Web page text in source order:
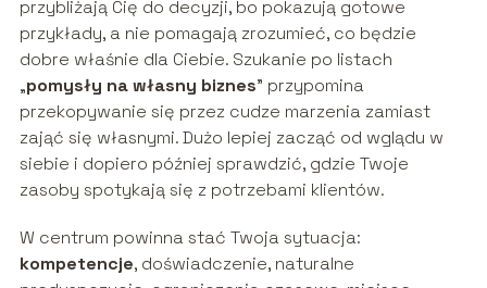
przybliżają Cię do decyzji, bo pokazują gotowe
przykłady, a nie pomagają zrozumieć, co będzie
dobre właśnie dla Ciebie. Szukanie po listach
„pomysły na własny biznes” przypomina
przekopywanie się przez cudze marzenia zamiast
zająć się własnymi. Dużo lepiej zacząć od wglądu w
siebie i dopiero później sprawdzić, gdzie Twoje
zasoby spotykają się z potrzebami klientów.
W centrum powinna stać Twoja sytuacja:
kompetencje, doświadczenie, naturalne